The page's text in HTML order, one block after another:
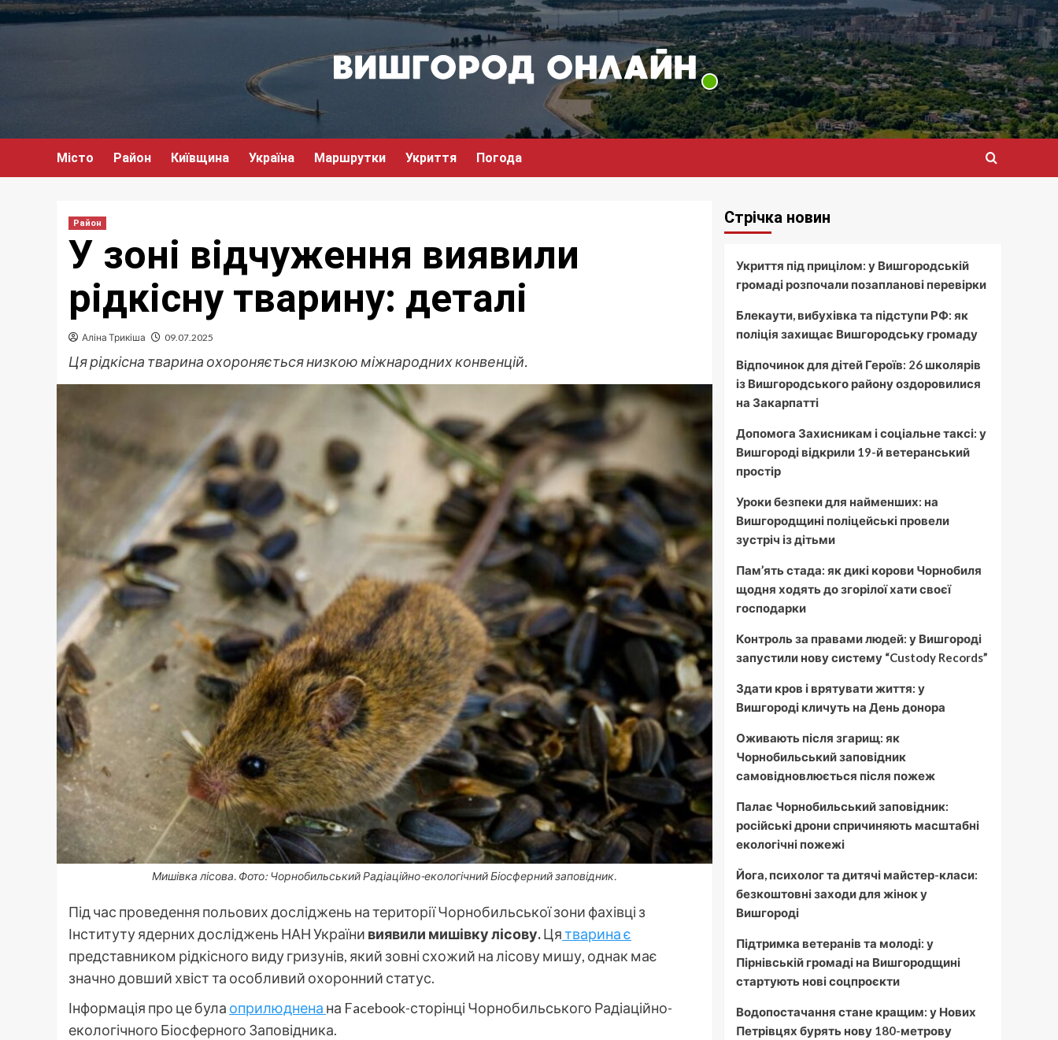
Перейти
до
Місто Район Київщина Україна Маршрутки Укриття Погода
Район
У зоні відчуження виявили
рідкісну тварину: деталі
Аліна Трикіша 09.07.2025
Ця рідкісна тварина охороняється низкою міжнародних конвенцій.
Мишівка лісова. Фото: Чорнобильський Радіаційно-екологічний Біосферний заповідник.
Під час проведення польових досліджень на території Чорнобильської зони фахівці з
Інституту ядерних досліджень НАН України виявили мишівку лісову.Цятварина є
представником рідкісного виду гризунів, який зовні схожий на лісову мишу, однак має
значно довший хвіст та особливий охоронний статус.
Інформація про це була оприлюднена на Facebook-сторінці Чорнобильського Радіаційно-
екологічного Біосферного Заповідника.
Стрічка новин
Укриття під прицілом: у Вишгородській
громаді розпочали позапланові перевірки
Блекаути, вибухівка та підступи РФ: як
поліція захищає Вишгородську громаду
Відпочинок для дітей Героїв: 26 школярів
із Вишгородського району оздоровилися
на Закарпатті
Допомога Захисникам і соціальне таксі: у
Вишгороді відкрили 19-й ветеранський
простір
Уроки безпеки для найменших: на
Вишгородщині поліцейські провели
зустріч із дітьми
Пам’ять стада: як дикі корови Чорнобиля
щодня ходять до згорілої хати своєї
господарки
Контроль за правами людей: у Вишгороді
запустили нову систему “Custody Records”
Здати кров і врятувати життя: у
Вишгороді кличуть на День донора
Оживають після згарищ: як
Чорнобильський заповідник
самовідновлюється після пожеж
Палає Чорнобильський заповідник:
російські дрони спричиняють масштабні
екологічні пожежі
Йога, психолог та дитячі майстер-класи:
безкоштовні заходи для жінок у
Вишгороді
Підтримка ветеранів та молоді: у
Пірнівській громаді на Вишгородщині
стартують нові соцпроєкти
Водопостачання стане кращим: у Нових
Петрівцях бурять нову 180-метрову